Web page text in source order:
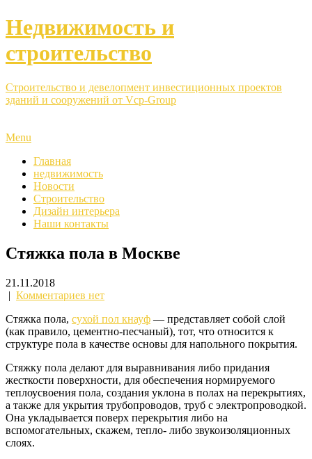
Недвижимость и
строительство
Строительство и девелопмент инвестиционных проектов
зданий и сооружений от Vcp-Group
Menu
Главная
недвижимость
Новости
Строительство
Дизайн интерьера
Наши контакты
Стяжка пола в Москве
21.11.2018
| Комментариев нет
Стяжка пола, сухой пол кнауф — представляет собой слой
(как правило, цементно-песчаный), тот, что относится к
структуре пола в качестве основы для напольного покрытия.
Стяжку пола делают для выравнивания либо придания
жесткости поверхности, для обеспечения нормируемого
теплоусвоения пола, создания уклона в полах на перекрытиях,
а также для укрытия трубопроводов, труб с электропроводкой.
Она укладывается поверх перекрытия либо на
вспомогательных, скажем, тепло- либо звукоизоляционных
слоях.